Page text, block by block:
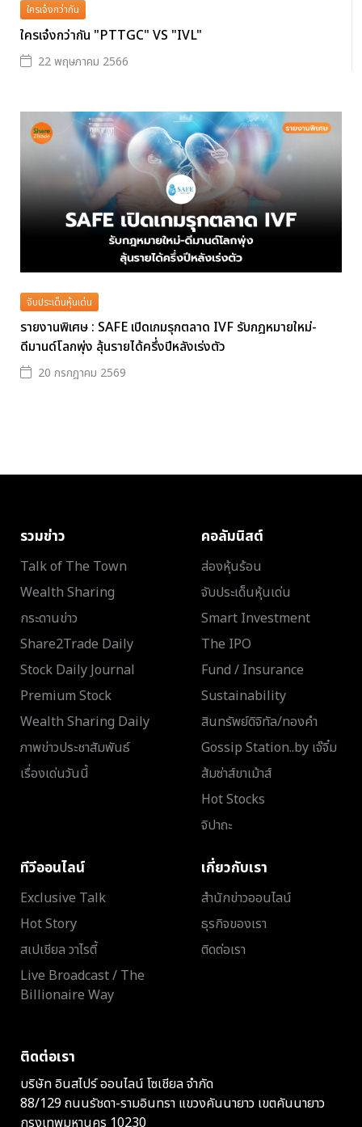
ใครเจ๋งกว่ากัน
ใครเจ๋งกว่ากัน "PTTGC" VS "IVL"
22 พฤษภาคม 2566
จับประเด็นหุ้นเด่น
รายงานพิเศษ : SAFE เปิดเกมรุกตลาด IVF รับกฎหมายใหม่-
ดีมานด์โลกพุ่ง ลุ้นรายได้ครึ่งปีหลังเร่งตัว
20 กรกฎาคม 2569
รวมข่าว
Talk of The Town
Wealth Sharing
กระดานข่าว
Share2Trade Daily
Stock Daily Journal
Premium Stock
Wealth Sharing Daily
ภาพข่าวประชาสัมพันธ์
เรื่องเด่นวันนี้
คอลัมนิสต์
ส่องหุ้นร้อน
จับประเด็นหุ้นเด่น
Smart Investment
The IPO
Fund / Insurance
Sustainability
สินทรัพย์ดิจิทัล/ทองคำ
Gossip Station..by เจ๊จิ๋ม
ส้มซ่าส์ขาเม้าส์
Hot Stocks
จิปาถะ
ทีวีออนไลน์
Exclusive Talk
Hot Story
สเปเชียล วาไรตี้
Live Broadcast / The
Billionaire Way
เกี่ยวกับเรา
สำนักข่าวออนไลน์
ธุรกิจของเรา
ติดต่อเรา
ติดต่อเรา
บริษัท อินสไปร์ ออนไลน์ โซเชียล จำกัด
88/129 ถนนรัชดา-รามอินทรา แขวงคันนายาว เขตคันนายาว
กรุงเทพมหานคร 10230